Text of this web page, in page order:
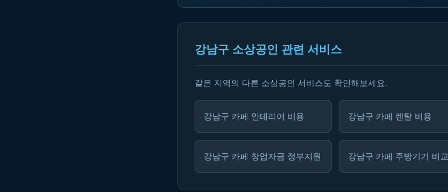
강남구 소상공인 관련 서비스
같은 지역의 다른 소상공인 서비스도 확인해보세요.
강남구 카페 인테리어 비용 강남구 카페 렌탈 비용
강남구 카페 창업자금 정부지원 강남구 카페 주방기기 비교